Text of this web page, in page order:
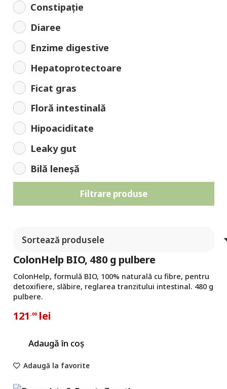
Constipație
Diaree
Enzime digestive
Hepatoprotectoare
Ficat gras
Floră intestinală
Hipoaciditate
Leaky gut
Bilă leneșă
Filtrare produse
ColonHelp BIO, 480 g pulbere
ColonHelp, formulă BIO, 100% naturală cu fibre, pentru
detoxifiere, slăbire, reglarea tranzitului intestinal. 480 g
pulbere.
121 ,00 lei
Adaugă în coș
Adaugă la favorite